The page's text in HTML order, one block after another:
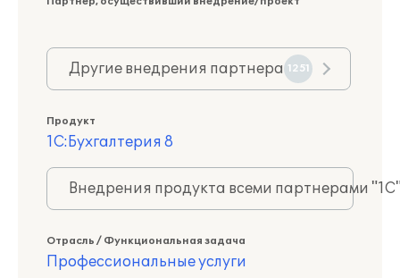
Другие внедрения партнера 1251
Продукт
1С:Бухгалтерия 8
Внедрения продукта всеми партнерами
Отрасль / Функциональная задача
Профессиональные услуги